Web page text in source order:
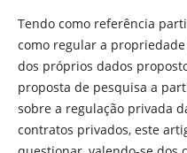
Tendo como referência
como regular a propriedade
dos próprios dados
proposta de pesquisa a
sobre a regulação privada
contratos privados, este